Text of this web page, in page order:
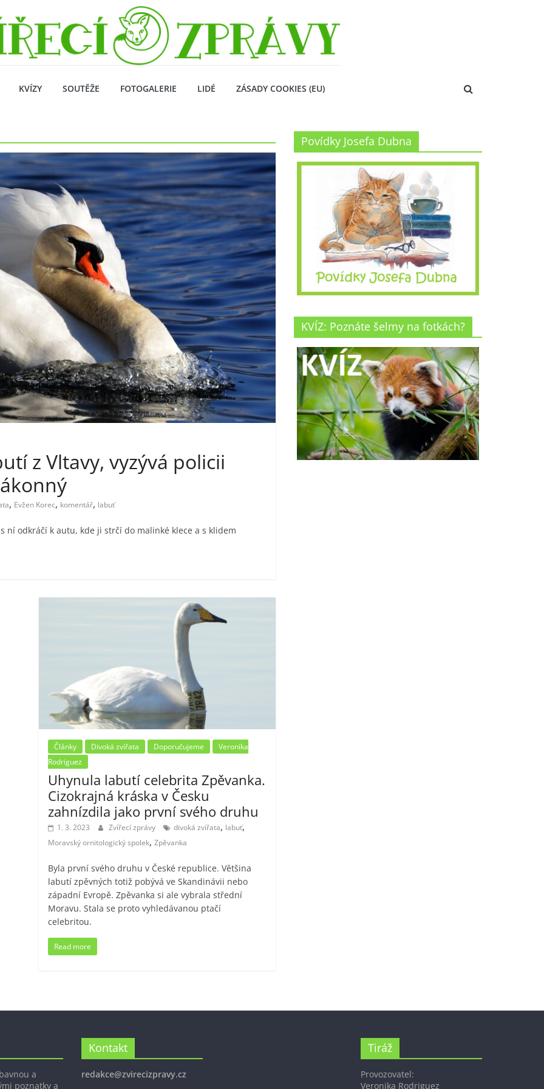
KVÍZY SOUTĚŽE FOTOGALERIE LIDÉ ZÁSADY COOKIES (EU)
z Vltavy, vyzývá policii
, Evžen Korec, komentář, labuť
odkráčí k autu, kde ji strčí do malinké klece a s klidem
Články Divoká zvířata Doporučujeme
Veronika
Rodriguez
Uhynula labutí celebrita Zpěvanka.
Cizokrajná kráska v Česku
zahnízdila jako první svého druhu
1. 3. 2023 Zvířecí zprávy divoká zvířata, labuť,
Moravský ornitologický spolek,Zpěvanka
Byla první svého druhu v České republice. Většina
labutí zpěvných totiž pobývá ve Skandinávii nebo
západní Evropě. Zpěvanka si ale vybrala střední
Moravu. Stala se proto vyhledávanou ptačí
celebritou.
Read more
Povídky Josefa Dubna
KVÍZ: Poznáte šelmy na fotkách?
a
poznatky a
Kontakt
redakce@zvirecizpravy.cz
Tiráž
Provozovatel:
Veronika Rodriguez